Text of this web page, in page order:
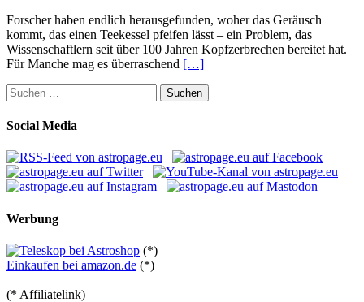
Forscher haben endlich herausgefunden, woher das Geräusch
kommt, das einen Teekessel pfeifen lässt – ein Problem, das
Wissenschaftlern seit über 100 Jahren Kopfzerbrechen bereitet hat.
Für Manche mag es überraschend […]
Suchen
nach:
Social Media
Werbung
(*)
Einkaufen bei amazon.de (*)
(* Affiliatelink)